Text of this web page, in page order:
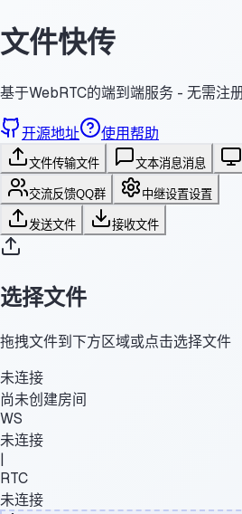
文件快传
基于WebRTC的端到端服务 - 无需注
开源地址 使用帮助
文件传输文件 文本消息消息
交流反馈QQ群 中继设置设置
发送文件 接收文件
选择文件
拖拽文件到下方区域或点击选择文件
未连接
尚未创建房间
WS
未连接
|
RTC
未连接